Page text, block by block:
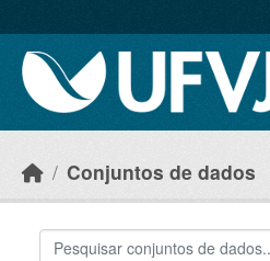
Conjuntos de dados